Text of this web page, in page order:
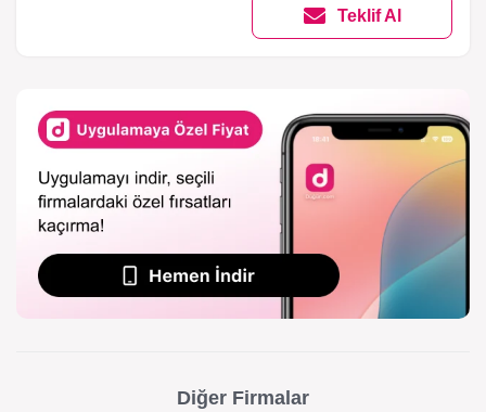
Teklif Al
Diğer Firmalar